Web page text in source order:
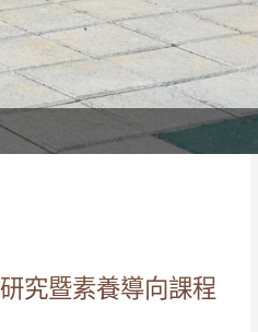
究暨素養導向課程